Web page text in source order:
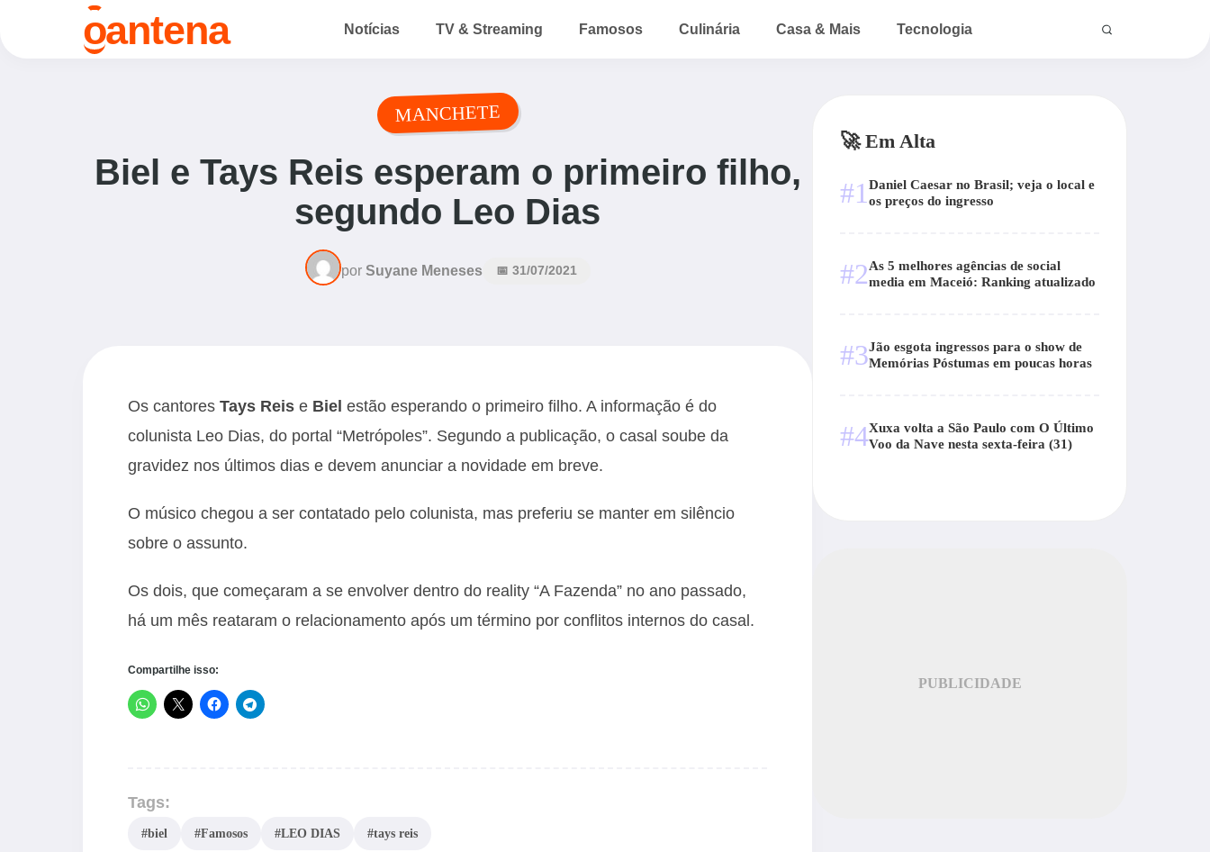
oantena Notícias TV & Streaming Famosos Culinária Casa & Mais Tecnologia
MANCHETE
Biel e Tays Reis esperam o primeiro filho,
segundo Leo Dias
por Suyane Meneses 📅 31/07/2021
Os cantores Tays Reis e Biel estão esperando o primeiro filho. A informação é do
colunista Leo Dias, do portal “Metrópoles”. Segundo a publicação, o casal soube da
gravidez nos últimos dias e devem anunciar a novidade em breve.
O músico chegou a ser contatado pelo colunista, mas preferiu se manter em silêncio
sobre o assunto.
Os dois, que começaram a se envolver dentro do reality “A Fazenda” no ano passado,
há um mês reataram o relacionamento após um término por conflitos internos do casal.
Compartilhe isso:
Tags:
#biel #Famosos #LEO DIAS #tays reis
🚀 Em Alta
#1 Daniel Caesar no Brasil; veja o local e
os preços do ingresso
#2As 5 melhores agências de social
media em Maceió: Ranking atualizado
#3Jão esgota ingressos para o show de
Memórias Póstumas em poucas horas
#4Xuxa volta a São Paulo com O Último
Voo da Nave nesta sexta-feira (31)
PUBLICIDADE